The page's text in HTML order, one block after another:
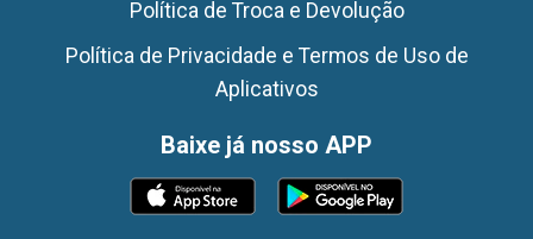
Política de Troca e Devolução
Política de Privacidade e Termos de Uso de
Aplicativos
Baixe já nosso APP